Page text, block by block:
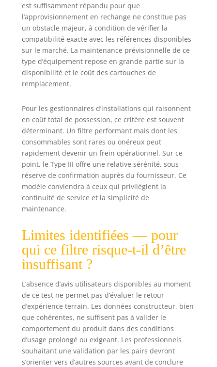
est suffisamment répandu pour que
l’approvisionnement en rechange ne constitue pas
un obstacle majeur, à condition de vérifier la
compatibilité exacte avec les références disponibles
sur le marché. La maintenance prévisionnelle de ce
type d’équipement repose en grande partie sur la
disponibilité et le coût des cartouches de
remplacement.
Pour les gestionnaires d’installations qui raisonnent
en coût total de possession, ce critère est souvent
déterminant. Un filtre performant mais dont les
consommables sont rares ou onéreux peut
rapidement devenir un frein opérationnel. Sur ce
point, le Type III offre une relative sérénité, sous
réserve de confirmation auprès du fournisseur. Ce
modèle conviendra à ceux qui privilégient la
continuité de service et la simplicité de
maintenance.
Limites identifiées — pour
qui ce filtre risque-t-il d’être
insuffisant ?
L’absence d’avis utilisateurs disponibles au moment
de ce test ne permet pas d’évaluer le retour
d’expérience terrain. Les données constructeur, bien
que cohérentes, ne suffisent pas à valider le
comportement du produit dans des conditions
d’usage prolongé ou exigeant. Les professionnels
souhaitant une validation par les pairs devront
s’orienter vers d’autres sources avant de conclure